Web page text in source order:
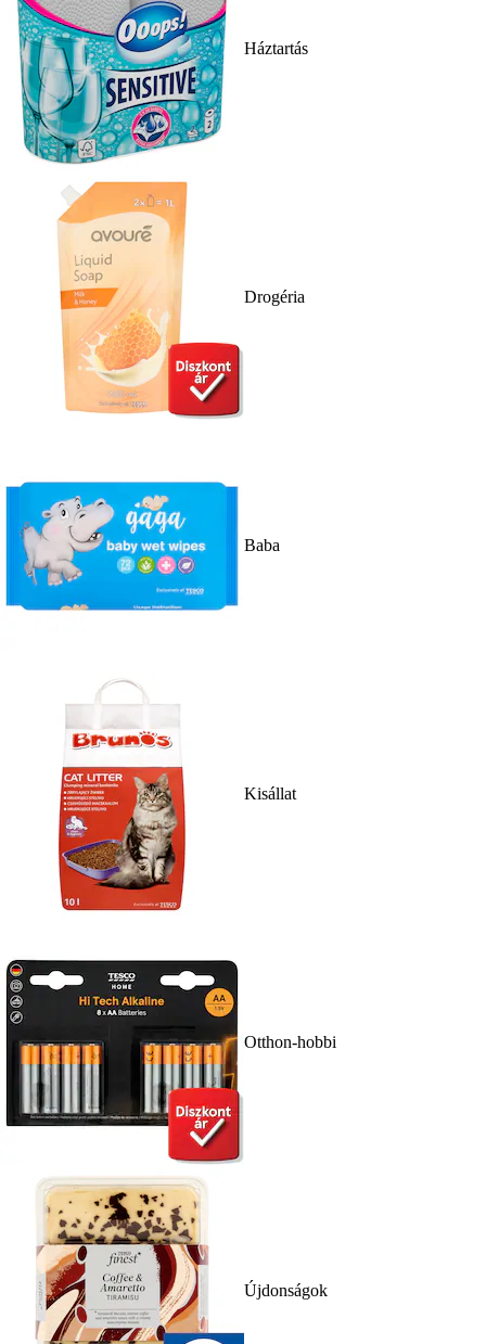
Háztartás
Drogéria
Baba
Kisállat
Otthon-hobbi
Újdonságok